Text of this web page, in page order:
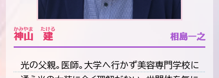
神山
かみやま
建
たける
相島一之
光の父親。医師。大学へ行かず美容専門学校に